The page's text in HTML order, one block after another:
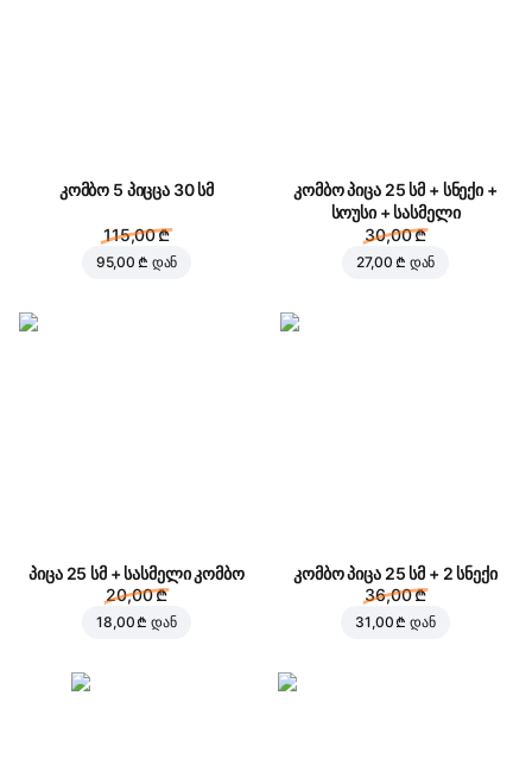
კომბო 5 პიცცა 30 სმ
115,00 ₾
95,00 ₾ დან
კომბო პიცა 25 სმ + სნექი +
სოუსი + სასმელი
30,00 ₾
27,00 ₾ დან
პიცა 25 სმ + სასმელი კომბო
20,00 ₾
18,00 ₾ დან
კომბო პიცა 25 სმ + 2 სნექი
36,00 ₾
31,00 ₾ დან